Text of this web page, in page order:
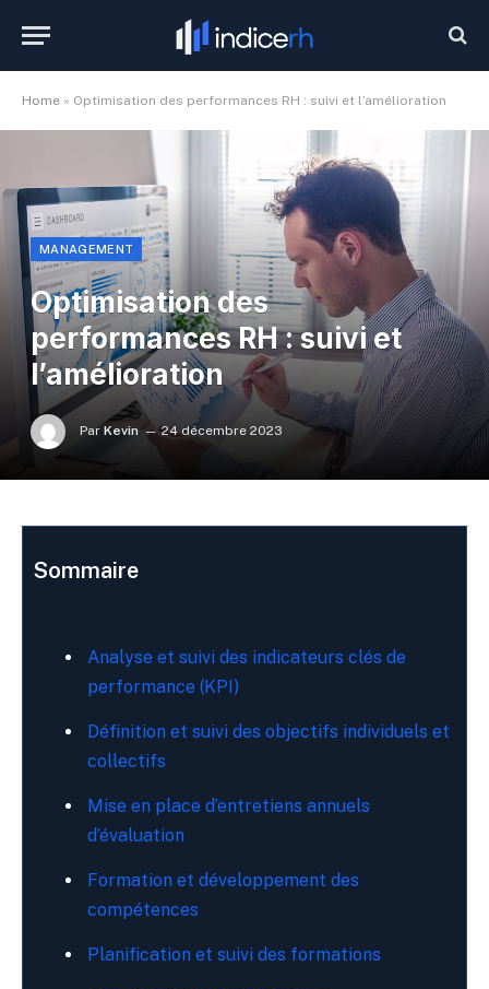
Home » Optimisation des performances RH : suivi et l’amélioration
MANAGEMENT
Optimisation des
performances RH : suivi et
l’amélioration
Par Kevin 24 décembre 2023
Sommaire
Analyse et suivi des indicateurs clés de
performance (KPI)
Définition et suivi des objectifs individuels et
collectifs
Mise en place d’entretiens annuels
d’évaluation
Formation et développement des
compétences
Planification et suivi des formations